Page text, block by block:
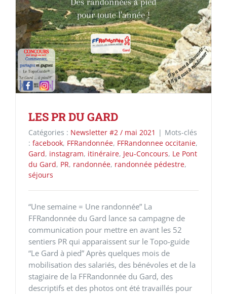
LES PR DU GARD
Catégories : Newsletter #2 / mai 2021 | Mots-clés
: facebook, FFRandonnée, FFRandonnee occitanie,
Gard, instagram, itinéraire, Jeu-Concours, Le Pont
du Gard, PR, randonnée, randonnée pédestre,
séjours
“Une semaine = Une randonnée” La
FFRandonnée du Gard lance sa campagne de
communication pour mettre en avant les 52
sentiers PR qui apparaissent sur le Topo-guide
“Le Gard à pied” Après quelques mois de
mobilisation des salariés, des bénévoles et de la
stagiaire de la FFRandonnée du Gard, des
descriptifs et des photos ont été travaillés pour